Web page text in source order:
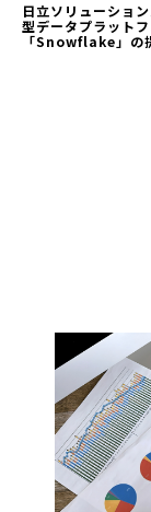
日立ソリューショ
型データプラット
「Snowflake」の